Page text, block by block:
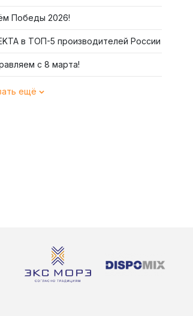
Победы 2026!
в ТОП-5 производителей России
с 8 марта!
ещё